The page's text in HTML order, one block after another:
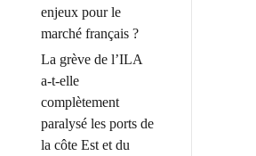
enjeux pour le
marché français ?
La grève de l’ILA
a-t-elle
complètement
paralysé les ports de
la côte Est et du